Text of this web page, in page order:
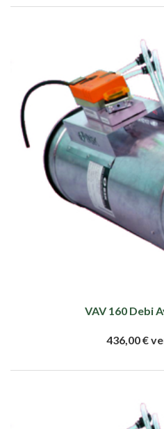
VAV 160 Debi
436,00 €